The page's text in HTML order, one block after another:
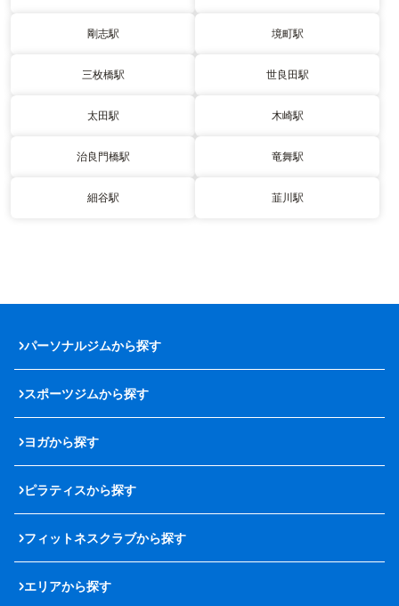
剛志駅 境町駅
三枚橋駅 世良田駅
太田駅 木崎駅
治良門橋駅 竜舞駅
細谷駅 韮川駅
パーソナルジムから探す
スポーツジムから探す
ヨガから探す
ピラティスから探す
フィットネスクラブから探す
エリアから探す